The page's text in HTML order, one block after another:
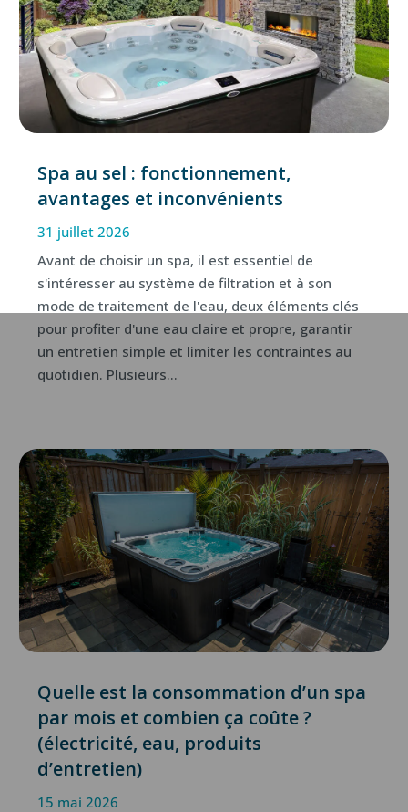
Spa au sel : fonctionnement,
avantages et inconvénients
31 juillet 2026
Avant de choisir un spa, il est essentiel de
s'intéresser au système de filtration et à son
mode de traitement de l'eau, deux éléments clés
pour profiter d'une eau claire et propre, garantir
un entretien simple et limiter les contraintes au
quotidien. Plusieurs...
Quelle est la consommation d’un spa
par mois et combien ça coûte ?
(électricité, eau, produits
d’entretien)
15 mai 2026